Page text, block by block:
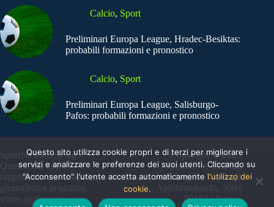
Calcio, Sport
Preliminari Europa League, Hradec-Besiktas:
probabili formazioni e pronostico
Calcio, Sport
Preliminari Europa League, Salisburgo-
Pafos: probabili formazioni e pronostico
SportNews.BetFlag -
Questo sito non
rappresenta una testata
giornalistica in quanto
viene aggiornato senza
Copyright © 2025
SportNews BetFlag
Sede Legale: Via degli
Aldobrandeschi, 300 |
00163 | Roma
Questo sito utilizza cookie propri e di terzi per migliorare i
servizi e analizzare le preferenze dei suoi utenti. Cliccando su
"Acconsento" l'utente accetta automaticamente l'utilizzo dei
cookie.